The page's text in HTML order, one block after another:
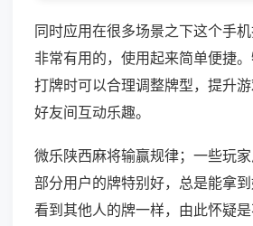
同时应用在很多场景之下这个手
非常有用的，使用起来简单便捷
打牌时可以合理调整牌型，提升
好友间互动乐趣。
微乐陕西麻将输赢规律；一些玩
部分用户的牌特别好，总是能拿
看到其他人的牌一样，由此怀疑